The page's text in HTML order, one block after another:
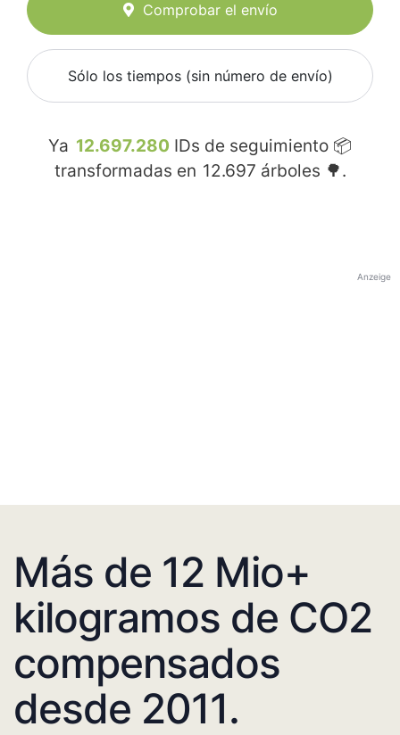
Comprobar el envío
Sólo los tiempos (sin número de envío)
Ya 12.697.280 IDs de seguimiento 📦
transformadas en 12.697 árboles 🌳.
Anzeige
Más de 12 Mio+
kilogramos de CO2
compensados
desde 2011.